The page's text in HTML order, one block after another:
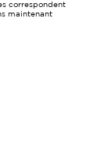
correspondent
maintenant